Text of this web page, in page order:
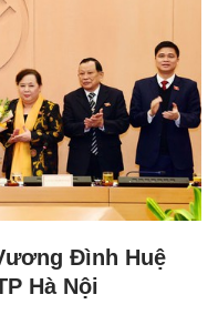
Đình Huệ
Hà Nội